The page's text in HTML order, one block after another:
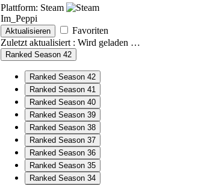
Plattform: Steam
Im_Peppi
Aktualisieren
Favoriten
Zuletzt aktualisiert : Wird geladen …
Ranked Season 42
Ranked Season 42
Ranked Season 41
Ranked Season 40
Ranked Season 39
Ranked Season 38
Ranked Season 37
Ranked Season 36
Ranked Season 35
Ranked Season 34